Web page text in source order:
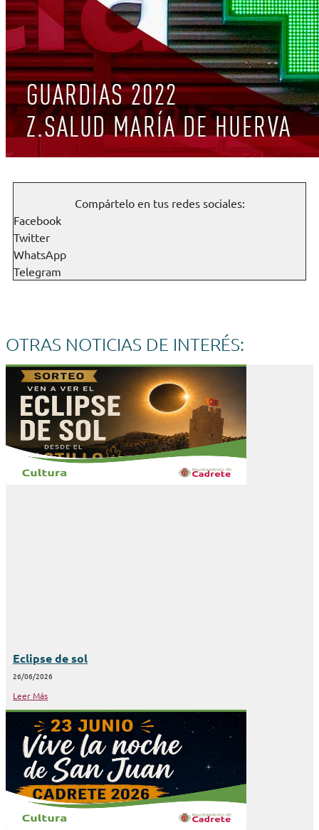
Compártelo en tus redes sociales:
Facebook
Twitter
WhatsApp
Telegram
OTRAS NOTICIAS DE INTERÉS:
Eclipse de sol
26/06/2026
Leer Más